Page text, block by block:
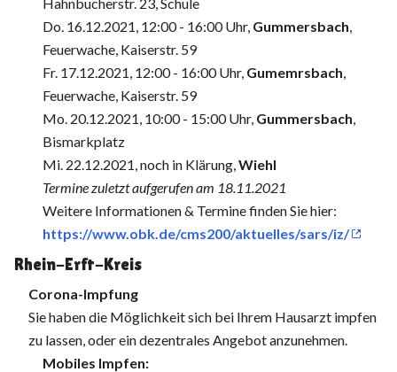
Do. 16.12.2021, 12:00 - 16:00 Uhr, Gummersbach,
Feuerwache, Kaiserstr. 59
Fr. 17.12.2021, 12:00 - 16:00 Uhr, Gumemrsbach,
Feuerwache, Kaiserstr. 59
Mo. 20.12.2021, 10:00 - 15:00 Uhr, Gummersbach,
Bismarkplatz
Mi. 22.12.2021, noch in Klärung,Wiehl
Termine zuletzt aufgerufen am 18.11.2021
Weitere Informationen & Termine finden Sie hier:
https://www.obk.de/cms200/aktuelles/sars/iz/
Rhein-Erft-Kreis
Corona-Impfung
Sie haben die Möglichkeit sich bei Ihrem Hausarzt impfen
zu lassen, oder ein dezentrales Angebot anzunehmen.
Mobiles Impfen: